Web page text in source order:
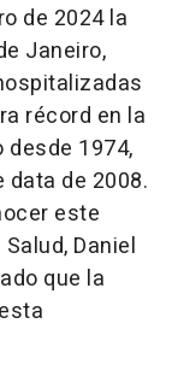
de 2024 la
Janeiro,
récord en la
1974,
de 2008.
este
Daniel
que la